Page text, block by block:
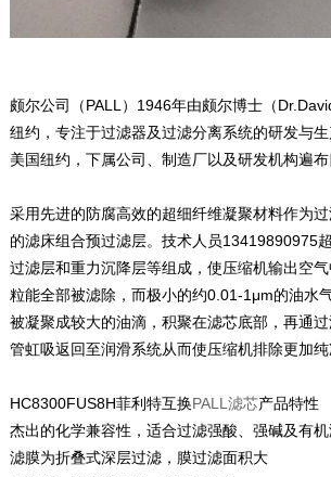
颇尔公司（PALL）1946年由颇尔博士（
纽约，专注于过滤器及过滤分离系统的研发与
美国纽约，下属公司、制造厂以及研发机构遍
采用先进的防腐高效的超细纤维凝聚材料作为
的滤床组合预过滤层。技术人员13419890975
过滤层和重力沉降层等组成，使压缩机输出空
粒能全部被滤除，而极小的约0.01-1μm的油水
被凝聚成较大的油滴，积聚在滤芯底部，再通
管虹吸返回至润滑系统从而使压缩机排除更加
HC8300FUS8H菲利特互换PALL滤芯产品特性
杰出的化学兼容性，适合过滤强酸、强碱及有机
滤膜为折叠式深层过滤，膜过滤面积大